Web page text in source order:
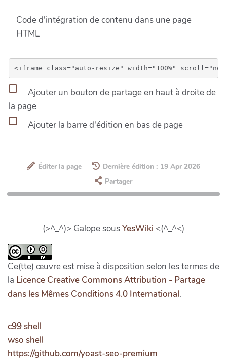
Code d'intégration de contenu dans une page
HTML
Ajouter un bouton de partage en haut à droite de
la page
Ajouter la barre d'édition en bas de page
Éditer la page
Dernière édition : 19 Apr 2026
Partager
(>^_^)> Galope sousYesWiki <(^_^<)
Ce(tte) œuvre est mise à disposition selon les termes de
la Licence Creative Commons Attribution - Partage
dans les Mêmes Conditions 4.0 International.
c99 shell
wso shell
https://github.com/yoast-seo-premium